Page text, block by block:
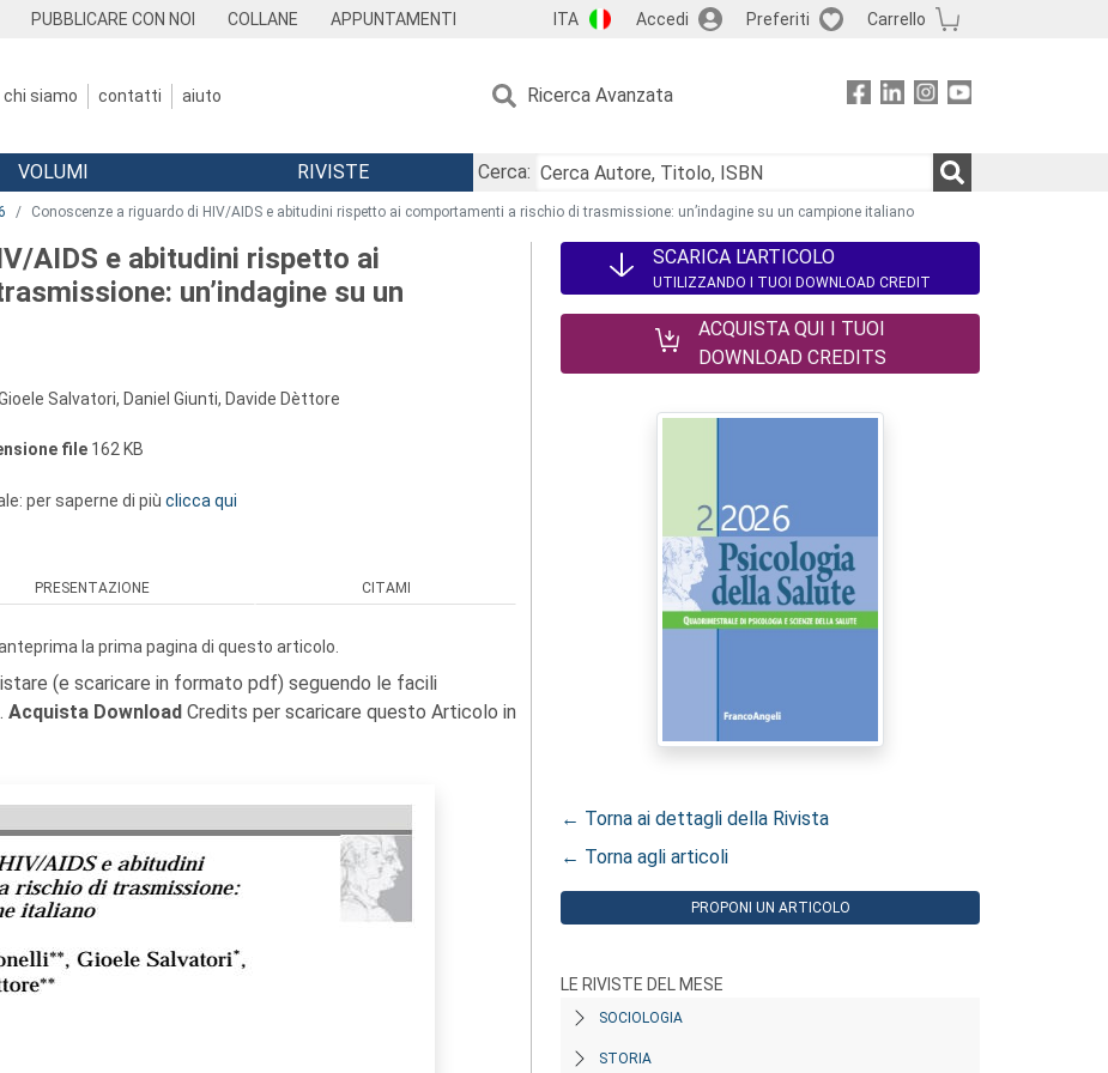
PUBBLICARE CON NOI COLLANE APPUNTAMENTI ITA Accedi Preferiti Carrello
chi siamo contatti aiuto Ricerca Avanzata
VOLUMI RIVISTE
Cerca:
Conoscenze a riguardo di HIV/AIDS e abitudini rispetto ai comportamenti a rischio di trasmissione: un’indagine su un campione italiano
AIDS e abitudini rispetto ai
un’indagine su un
Salvatori, Daniel Giunti, Davide Dèttore
file 162 KB
per saperne di più clicca qui
PRESENTAZIONE CITAMI
la prima pagina di questo articolo.
(e scaricare in formato pdf) seguendo le facili
Acquista Download Credits per scaricare questo Articolo in
SCARICA L'ARTICOLO
UTILIZZANDO I TUOI DOWNLOAD CREDIT
ACQUISTA QUI I TUOI
DOWNLOAD CREDITS
← Torna ai dettagli della Rivista
← Torna agli articoli
PROPONI UN ARTICOLO
LE RIVISTE DEL MESE
SOCIOLOGIA
STORIA